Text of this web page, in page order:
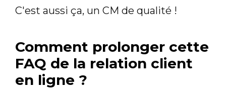
C'est aussi ça, un CM de qualité !
Comment prolonger cette
FAQ de la relation client
en ligne ?